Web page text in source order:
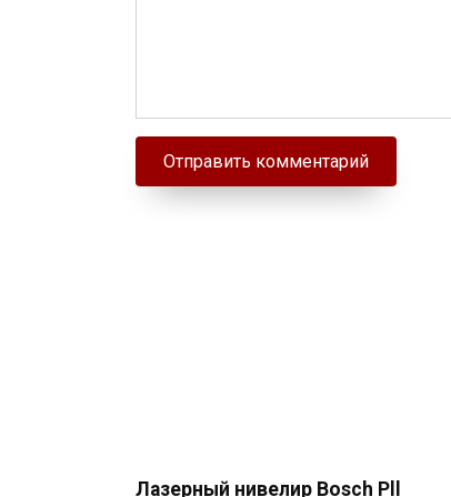
Лазерный нивелир Bosch Pll